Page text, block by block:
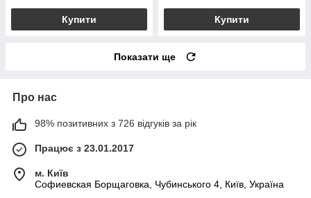
Купити Купити
Показати ще
Про нас
98% позитивних з 726 відгуків за рік
Працює з 23.01.2017
м. Київ
Софиевская Борщаговка, Чубинського 4, Київ, Україна